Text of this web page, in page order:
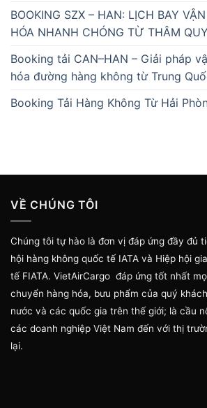
BOOKING SZX – HAN: LỊCH BAY
HÓA NHANH CHÓNG TỪ THÂM
Booking tải CAN–HAN – Giải pháp
hóa đường hàng không từ Trung
Booking Tải Hàng Không Từ Hải
VỀ CHÚNG TÔI
Chúng tôi tự hào là đơn vị đáp ứng đầy đủ
hội hàng không quốc tế IATA và Hiệp hội
tế FIATA. VietAirCargo đáp ứng tốt nhất
chuyển hàng hóa, bưu phẩm của quý
nước và các quốc gia trên thế giới; là cầu
các doanh nghiệp Việt Nam đến với thị
lại.